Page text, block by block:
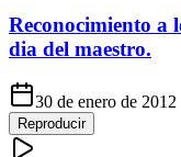
Reconocimiento a
dia del maestro.
30 de enero de 2012
Reproducir